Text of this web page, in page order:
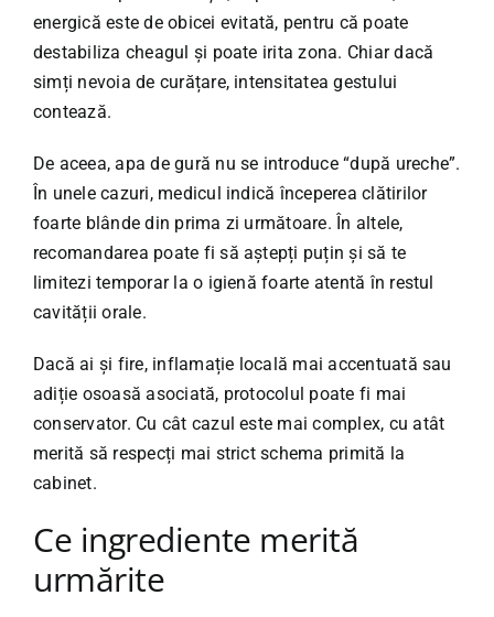
energică este de obicei evitată, pentru că poate
destabiliza cheagul și poate irita zona. Chiar dacă
simți nevoia de curățare, intensitatea gestului
contează.
De aceea, apa de gură nu se introduce “după ureche”.
În unele cazuri, medicul indică începerea clătirilor
foarte blânde din prima zi următoare. În altele,
recomandarea poate fi să aștepți puțin și să te
limitezi temporar la o igienă foarte atentă în restul
cavității orale.
Dacă ai și fire, inflamație locală mai accentuată sau
adiție osoasă asociată, protocolul poate fi mai
conservator. Cu cât cazul este mai complex, cu atât
merită să respecți mai strict schema primită la
cabinet.
Ce ingrediente merită
urmărite